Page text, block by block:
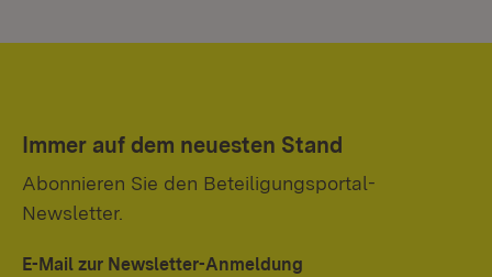
Immer auf dem neuesten Stand
Abonnieren Sie den Beteiligungsportal-
Newsletter.
E-Mail zur Newsletter-Anmeldung